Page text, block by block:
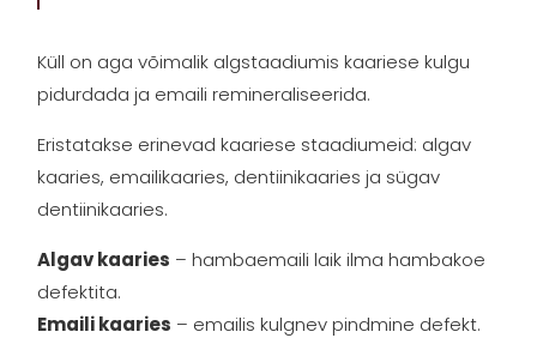
Küll on aga võimalik algstaadiumis kaariese kulgu
pidurdada ja emaili remineraliseerida.
Eristatakse erinevad kaariese staadiumeid: algav
kaaries, emailikaaries, dentiinikaaries ja sügav
dentiinikaaries.
Algav kaaries – hambaemaili laik ilma hambakoe
defektita.
Emaili kaaries – emailis kulgnev pindmine defekt.